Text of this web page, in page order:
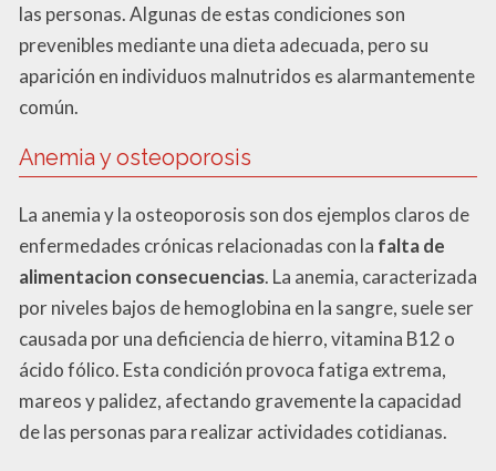
las personas. Algunas de estas condiciones son
prevenibles mediante una dieta adecuada, pero su
aparición en individuos malnutridos es alarmantemente
común.
Anemia y osteoporosis
La anemia y la osteoporosis son dos ejemplos claros de
enfermedades crónicas relacionadas con la falta de
alimentacion consecuencias. La anemia, caracterizada
por niveles bajos de hemoglobina en la sangre, suele ser
causada por una deficiencia de hierro, vitamina B12 o
ácido fólico. Esta condición provoca fatiga extrema,
mareos y palidez, afectando gravemente la capacidad
de las personas para realizar actividades cotidianas.